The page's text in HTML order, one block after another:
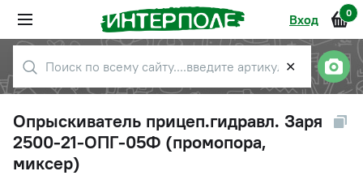
Вход 0
✕
Опрыскиватель прицеп.гидравл. Заря
2500-21-ОПГ-05Ф (промопора,
миксер)